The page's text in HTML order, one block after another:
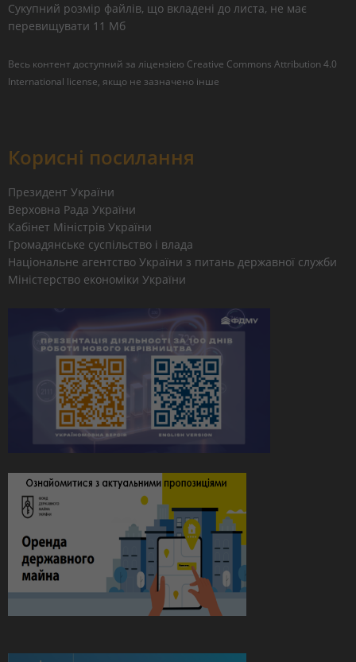
Сукупний розмір файлів, що вкладені до листа, не має
перевищувати 11 Мб
Весь контент доступний за ліцензією Creative Commons Attribution 4.0
International license, якщо не зазначено інше
Корисні посилання
Президент України
Верховна Рада України
Кабінет Міністрів України
Громадянське суспільство і влада
Національне агентство України з питань державної служби
Міністерство економіки України